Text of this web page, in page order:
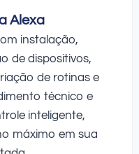
Alexa
instalação,
de dispositivos,
de rotinas e
técnico e
inteligente,
máximo em sua